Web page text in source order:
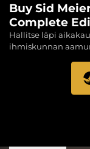
Buy Sid
Complete
Hallitse läpi
ihmiskunnan